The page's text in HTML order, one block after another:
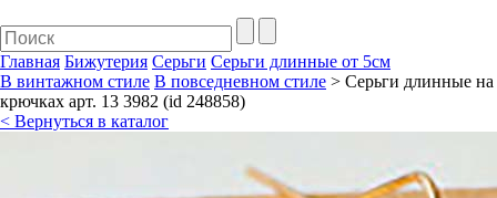
Главная Бижутерия Серьги Серьги длинные от 5см
В винтажном стиле В повседневном стиле > Серьги длинные на
крючках арт. 13 3982 (id 248858)
< Вернуться в каталог